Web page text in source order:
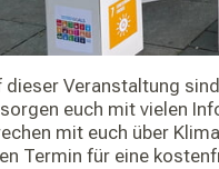
dieser Veranstaltung
euch mit vielen
mit euch über
Termin für eine